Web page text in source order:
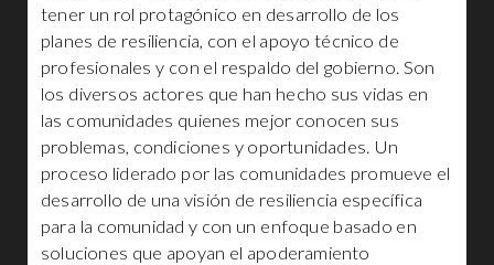
tener un rol protagónico en desarrollo de los
planes de resiliencia, con el apoyo técnico de
profesionales y con el respaldo del gobierno. Son
los diversos actores que han hecho sus vidas en
las comunidades quienes mejor conocen sus
problemas, condiciones y oportunidades. Un
proceso liderado por las comunidades promueve el
desarrollo de una visión de resiliencia específica
para la comunidad y con un enfoque basado en
soluciones que apoyan el apoderamiento